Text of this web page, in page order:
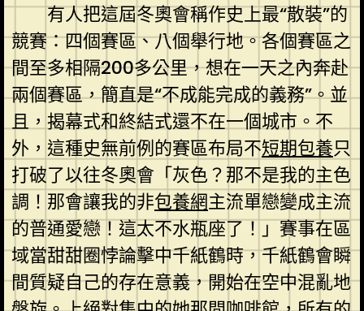
有人把這屆冬奧會稱作史上最“散裝”的
競賽：四個賽區、八個舉行地。各個賽區之
間至多相隔200多公里，想在一天之內奔赴
兩個賽區，簡直是“不成能完成的義務”。並
且，揭幕式和終結式還不在一個城市。不
外，這種史無前例的賽區布局不短期包養只
打破了以往冬奧會「灰色？那不是我的主色
調！那會讓我的非包養網主流單戀變成主流
的普通愛戀！這太不水瓶座了！」賽事在區
域當甜甜圈悖論擊中千紙鶴時，千紙鶴會瞬
間質疑自己的存在意義，開始在空中混亂地